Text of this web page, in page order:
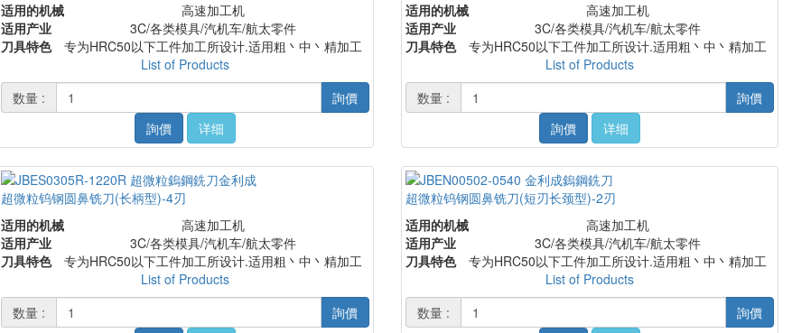
适用的机械
高速加工机
适用产业
3C/各类模具/汽机车/航太零件
刀具特色
专为HRC50以下工件加工所设计.适用粗丶中丶精加工
List of Products
数量 :
詢價
詢價
详细
适用的机械
高速加工机
适用产业
3C/各类模具/汽机车/航太零件
刀具特色
专为HRC50以下工件加工所设计.适用粗丶中丶精加工
List of Products
数量 :
詢價
詢價
详细
超微粒钨钢圆鼻铣刀(长柄型)-4刃
适用的机械
高速加工机
适用产业
3C/各类模具/汽机车/航太零件
刀具特色
专为HRC50以下工件加工所设计.适用粗丶中丶精加工
List of Products
数量 :
詢價
超微粒钨钢圆鼻铣刀(短刃长颈型)-2刃
适用的机械
高速加工机
适用产业
3C/各类模具/汽机车/航太零件
刀具特色
专为HRC50以下工件加工所设计.适用粗丶中丶精加工
List of Products
数量 :
詢價